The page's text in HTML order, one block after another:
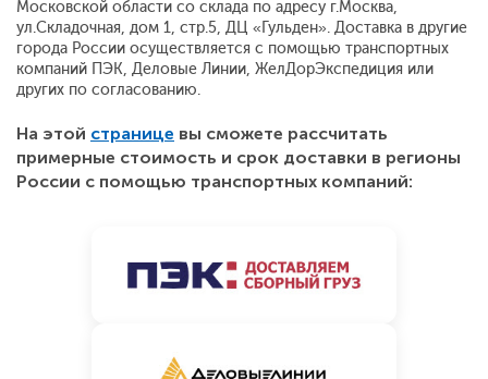
Московской области со склада по адресу г.Москва,
ул.Складочная, дом 1, стр.5, ДЦ «Гульден». Доставка в другие
города России осуществляется с помощью транспортных
компаний ПЭК, Деловые Линии, ЖелДорЭкспедиция или
других по согласованию.
На этой странице вы сможете рассчитать
примерные стоимость и срок доставки в регионы
России с помощью транспортных компаний: